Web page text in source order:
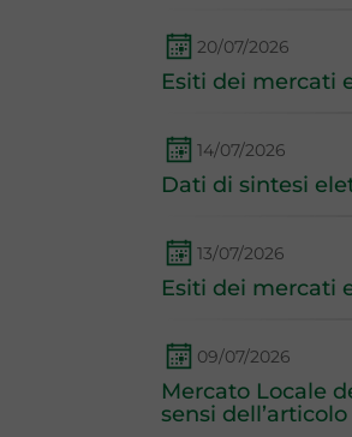
20/07/2026
Esiti dei mercati
14/07/2026
Dati di sintesi
13/07/2026
Esiti dei mercati
09/07/2026
Mercato Locale
sensi